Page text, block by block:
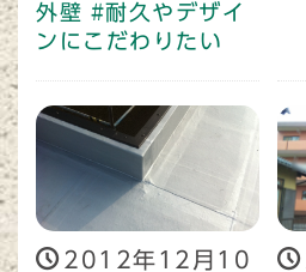
外壁 #耐久やデザイ
ンにこだわりたい
2012年12月10